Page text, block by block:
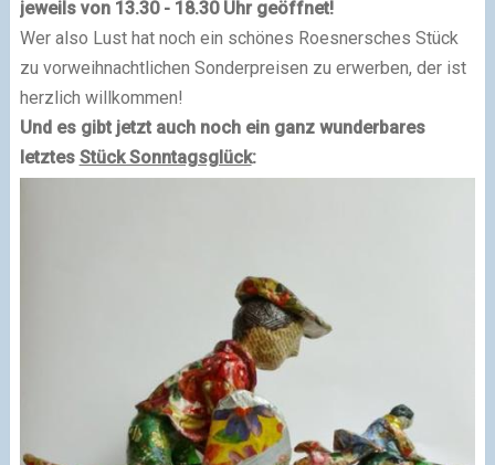
jeweils von 13.30 - 18.30 Uhr geöffnet!
Wer also Lust hat noch ein schönes Roesnersches Stück
zu vorweihnachtlichen Sonderpreisen zu erwerben, der ist
herzlich willkommen!
Und es gibt jetzt auch noch ein ganz wunderbares
letztes Stück Sonntagsglück: